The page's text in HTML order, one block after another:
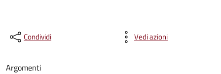
Condividi Vedi azioni
Argomenti